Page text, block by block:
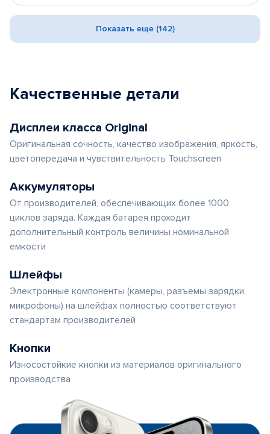
Показать еще (142)
Качественные детали
Дисплеи класса Original
Оригинальная сочность, качество изображения, яркость,
цветопередача и чувствительность Touchscreen
Аккумуляторы
От производителей, обеспечивающих более 1000
циклов заряда. Каждая батарея проходит
дополнительный контроль величины номинальной
емкости
Шлейфы
Электронные компоненты (камеры, разъемы зарядки,
микрофоны) на шлейфах полностью соответствуют
стандартам производителей
Кнопки
Износостойкие кнопки из материалов оригинального
производства